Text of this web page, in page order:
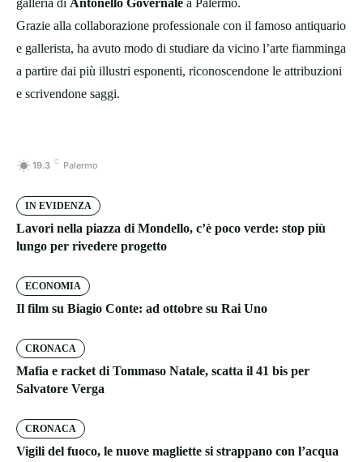
galleria di Antonello Governale a Palermo.
Grazie alla collaborazione professionale con il famoso antiquario
e gallerista, ha avuto modo di studiare da vicino l’arte fiamminga
a partire dai più illustri esponenti, riconoscendone le attribuzioni
e scrivendone saggi.
19.3 C Palermo
IN EVIDENZA
Lavori nella piazza di Mondello, c’è poco verde: stop più
lungo per rivedere progetto
ECONOMIA
Il film su Biagio Conte: ad ottobre su Rai Uno
CRONACA
Mafia e racket di Tommaso Natale, scatta il 41 bis per
Salvatore Verga
CRONACA
Vigili del fuoco, le nuove magliette si strappano con l’acqua